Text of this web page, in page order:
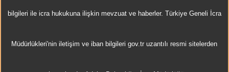
bilgileri ile icra hukukuna ilişkin mevzuat ve haberler. Türkiye Geneli İcra
Müdürlükleri'nin iletişim ve iban bilgileri gov.tr uzantılı resmi sitelerden